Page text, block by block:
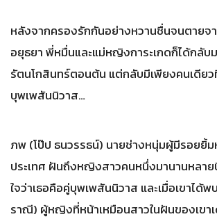
หลังจากครองรักกันอย่างหวานชื่นจนตายจ
อยุธยา พี่หมื่นและแม่หญิงการะเกดก็ได้กลับ
รัตนโกสินทร์ตอนต้น แต่กลับมีเพียงคนเดียว
บุพเพสันนิวาส…
ภพ (โป๊ป ธนวรรธน์) นายช่างหนุ่มผู้มีรอยยิ้
ประเทศ ฝันถึงหญิงสาวคนหนึ่งมานานหลาย
ใจว่าเธอคือคู่บุพเพสันนิวาส และเมื่อเขาได้พ
ราณี) ผู้หญิงที่หน้าเหมือนสาวในฝันของเขา